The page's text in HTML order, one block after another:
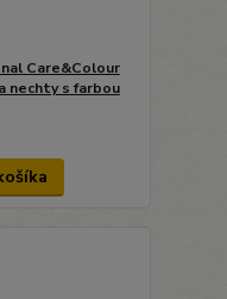
Care&Colour
nechty s farbou